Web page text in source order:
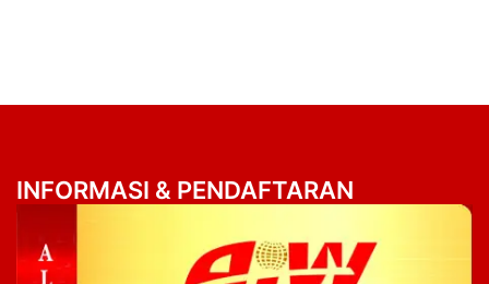
INFORMASI & PENDAFTARAN